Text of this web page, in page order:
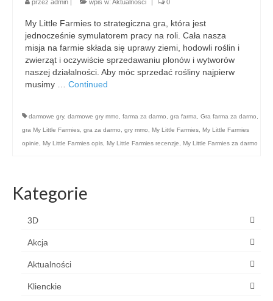
przez admin | wpis w: Aktualności | 0
My Little Farmies to strategiczna gra, która jest
jednocześnie symulatorem pracy na roli. Cała nasza
misja na farmie składa się uprawy ziemi, hodowli roślin i
zwierząt i oczywiście sprzedawaniu plonów i wytworów
naszej działalności. Aby móc sprzedać rośliny najpierw
musimy … Continued
darmowe gry, darmowe gry mmo farma za darmo gra farma Gra farma za darmo
gra My Little Farmies gra za darmo gry mmo My Little Farmies My Little Farmies
opinie
My Little Farmies opis My Little Farmies recenzje My Little Farmies za darmo
Kategorie
3D
Akcja
Aktualności
Klienckie